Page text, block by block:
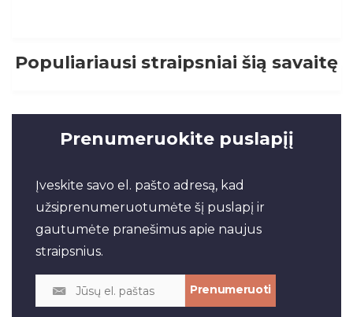
Populiariausi straipsniai šią savaitę
Prenumeruokite puslapįį
Įveskite savo el. pašto adresą, kad
užsiprenumeruotumėte šį puslapį ir
gautumėte pranešimus apie naujus
straipsnius.